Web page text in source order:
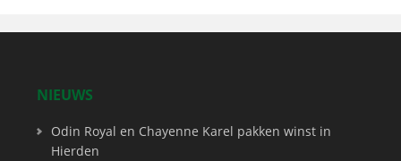
NIEUWS
Odin Royal en Chayenne Karel pakken winst in
Hierden